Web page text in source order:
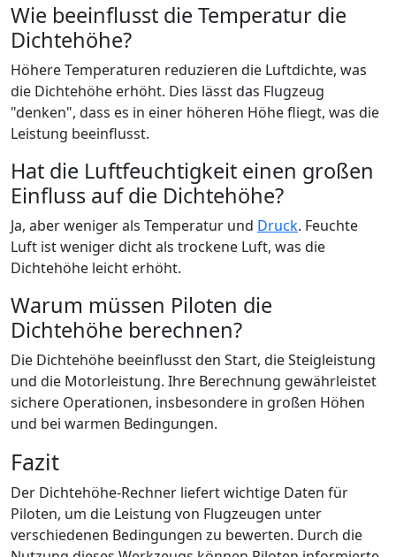
Wie beeinflusst die Temperatur die
Dichtehöhe?
Höhere Temperaturen reduzieren die Luftdichte, was
die Dichtehöhe erhöht. Dies lässt das Flugzeug
"denken", dass es in einer höheren Höhe fliegt, was die
Leistung beeinflusst.
Hat die Luftfeuchtigkeit einen großen
Einfluss auf die Dichtehöhe?
Ja, aber weniger als Temperatur und Druck. Feuchte
Luft ist weniger dicht als trockene Luft, was die
Dichtehöhe leicht erhöht.
Warum müssen Piloten die
Dichtehöhe berechnen?
Die Dichtehöhe beeinflusst den Start, die Steigleistung
und die Motorleistung. Ihre Berechnung gewährleistet
sichere Operationen, insbesondere in großen Höhen
und bei warmen Bedingungen.
Fazit
Der Dichtehöhe-Rechner liefert wichtige Daten für
Piloten, um die Leistung von Flugzeugen unter
verschiedenen Bedingungen zu bewerten. Durch die